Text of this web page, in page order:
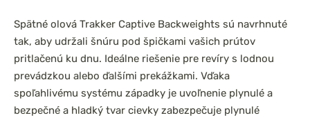
Spätné olová Trakker Captive Backweights sú navrhnuté
tak, aby udržali šnúru pod špičkami vašich prútov
pritlačenú ku dnu. Ideálne riešenie pre revíry s lodnou
prevádzkou alebo ďalšími prekážkami. Vďaka
spoľahlivému systému západky je uvoľnenie plynulé a
bezpečné a hladký tvar cievky zabezpečuje plynulé